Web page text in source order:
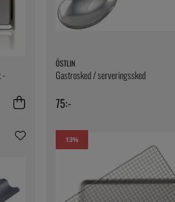
-
ÖSTLIN
Gastrosked / serveringssked
75:-
13%